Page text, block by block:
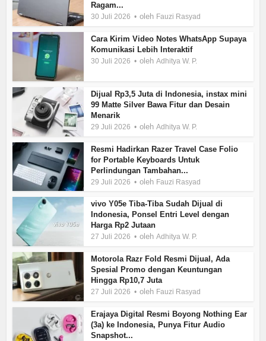
Ragam...
30 Juli 2026 oleh Fauzi Rasyad
Cara Kirim Video Notes WhatsApp Supaya
Komunikasi Lebih Interaktif
30 Juli 2026 olehAdhitya W. P.
Dijual Rp3,5 Juta di Indonesia, instax mini
99 Matte Silver Bawa Fitur dan Desain
Menarik
29 Juli 2026 olehAdhitya W. P.
Resmi Hadirkan Razer Travel Case Folio
for Portable Keyboards Untuk
Perlindungan Tambahan...
29 Juli 2026 oleh Fauzi Rasyad
vivo Y05e Tiba-Tiba Sudah Dijual di
Indonesia, Ponsel Entri Level dengan
Harga Rp2 Jutaan
27 Juli 2026 olehAdhitya W. P.
Motorola Razr Fold Resmi Dijual, Ada
Spesial Promo dengan Keuntungan
Hingga Rp10,7 Juta
27 Juli 2026 oleh Fauzi Rasyad
Erajaya Digital Resmi Boyong Nothing Ear
(3a) ke Indonesia, Punya Fitur Audio
Snapshot...